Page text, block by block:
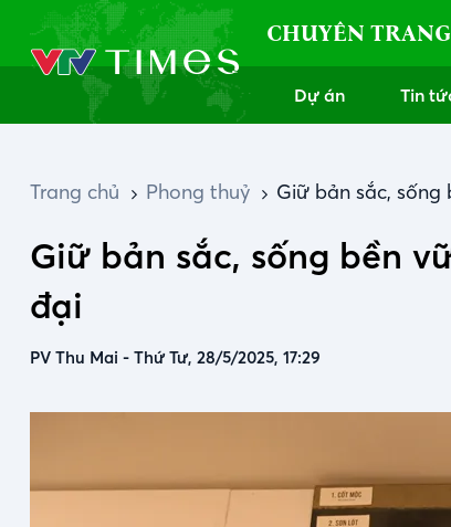
CHUYÊN
Dự án Tin
Trang chủ Phong thuỷ Giữ bản sắc,
Giữ bản sắc, sống bền
đại
PV Thu Mai - Thứ Tư, 28/5/2025, 17:29